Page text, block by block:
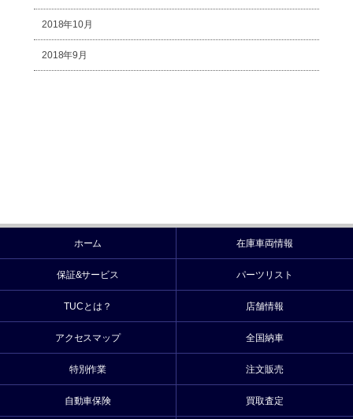
2018年10月
2018年9月
ホーム 在庫車両情報
保証&サービス パーツリスト
TUCとは？ 店舗情報
アクセスマップ 全国納車
特別作業 注文販売
自動車保険 買取査定